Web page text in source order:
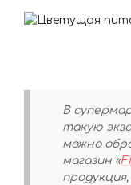
В
такую
можно
магазин «